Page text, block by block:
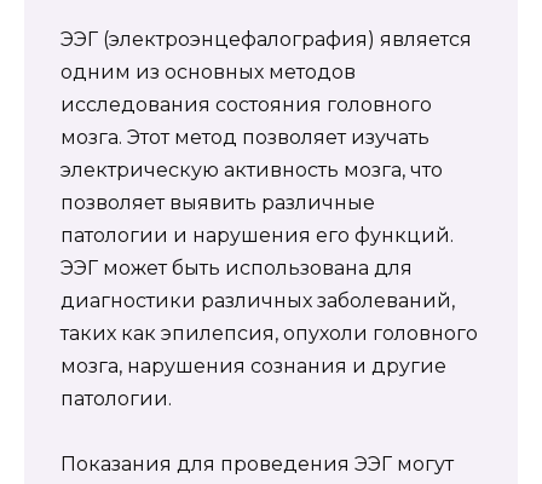
ЭЭГ (электроэнцефалография) является
одним из основных методов
исследования состояния головного
мозга. Этот метод позволяет изучать
электрическую активность мозга, что
позволяет выявить различные
патологии и нарушения его функций.
ЭЭГ может быть использована для
диагностики различных заболеваний,
таких как эпилепсия, опухоли головного
мозга, нарушения сознания и другие
патологии.
Показания для проведения ЭЭГ могут